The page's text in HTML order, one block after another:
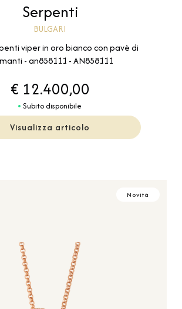
Serpenti
BULGARI
viper in oro bianco con pavè di
- an858111 - AN858111
€ 12.400,00
Subito disponibile
Visualizza articolo
Novità